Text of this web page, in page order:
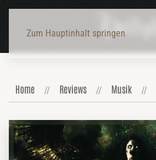
Zum Hauptinhalt springen
Home Reviews Musik